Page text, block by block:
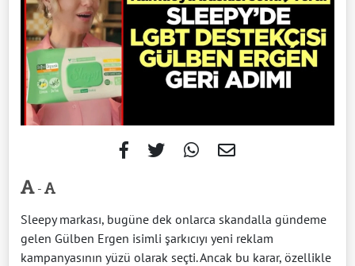
-
Sleepy markası, bugüne dek onlarca skandalla gündeme
gelen Gülben Ergen isimli şarkıcıyı yeni reklam
kampanyasının yüzü olarak seçti. Ancak bu karar, özellikle